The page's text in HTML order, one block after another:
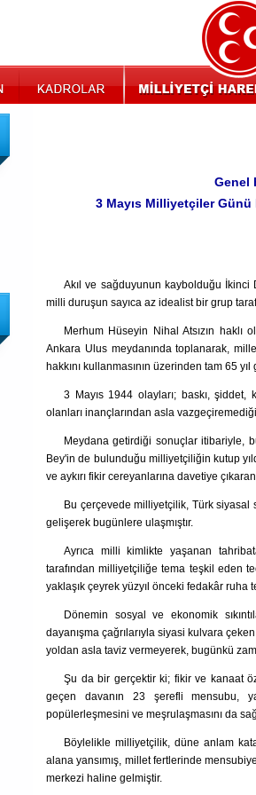
Genel
3 Mayıs Milliyetçiler Günü
Akıl ve sağduyunun kaybolduğu İkinci
milli duruşun sayıca az idealist bir grup
Merhum Hüseyin Nihal Atsızın haklı
Ankara Ulus meydanında toplanarak,
hakkını kullanmasının üzerinden tam 65
3 Mayıs 1944 olayları; baskı,
olanları inançlarından asla
Meydana getirdiği sonuçlar itibariyle,
Bey'in de bulunduğu milliyetçiliğin kutup
ve aykırı fikir cereyanlarına davetiye
Bu çerçevede milliyetçilik, Türk
gelişerek bugünlere ulaşmıştır.
Ayrıca milli kimlikte yaşanan
tarafından milliyetçiliğe tema teşkil eden
yaklaşık çeyrek yüzyıl önceki fedakâr ruha
Dönemin sosyal ve ekonomik
dayanışma çağrılarıyla siyasi kulvara
yoldan asla taviz vermeyerek, bugünkü
Şu da bir gerçektir ki; fikir ve kanaat
geçen davanın 23 şerefli mensubu,
popülerleşmesini ve meşrulaşmasını da
Böylelikle milliyetçilik, düne anlam
alana yansımış, millet fertlerinde
merkezi haline gelmiştir.